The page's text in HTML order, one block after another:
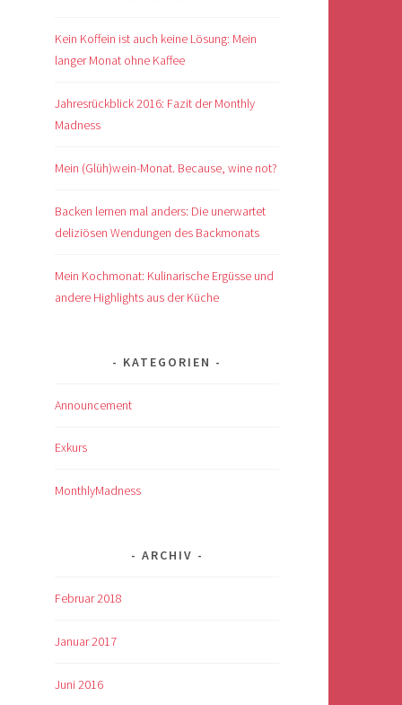
Kein Koffein ist auch keine Lösung: Mein
langer Monat ohne Kaffee
Jahresrückblick 2016: Fazit der Monthly
Madness
Mein (Glüh)wein-Monat. Because, wine not?
Backen lernen mal anders: Die unerwartet
deliziösen Wendungen des Backmonats
Mein Kochmonat: Kulinarische Ergüsse und
andere Highlights aus der Küche
KATEGORIEN
Announcement
Exkurs
MonthlyMadness
ARCHIV
Februar 2018
Januar 2017
Juni 2016